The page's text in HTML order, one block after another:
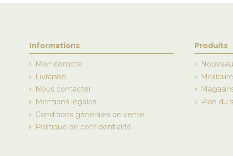
Informations
Mon compte
Livraison
Nous contacter
Mentions légales
Conditions générales de vente
Politique de confidentialité
Produits
Plan du